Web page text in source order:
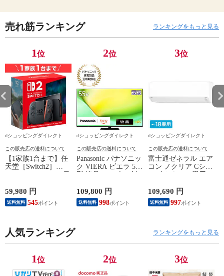
売れ筋ランキング ランキングをもっと見る
1位
dショッピングダイレクト
この販売店の送料について
【1家族1台まで】任
天堂［Switch2］
Nintendo Switch2（日
体 BEE-S-KB6CA
59,980 円
送料無料 545
2位
dショッピングダイレクト
この販売店の送料について
Panasonic パナソニッ
ク VIERA ビエラ 55
型 液晶テレビ 4K対
Youtube Netflix 【配
送のみ 設置なし 軒
先渡し】 ［正規取扱
109,800 円
送料無料 998
3位
dショッピングダイレクト
この販売店の送料について
富士通ゼネラル エア
コン ノクリア Cシリ
ーズ おもに18畳用/
ル【配送のみ 設置な
し 軒先渡し】 AS-
C565S2-W
109,690 円
送料無料 997
人気ランキング ランキングをもっと見る
1位 2位 3位